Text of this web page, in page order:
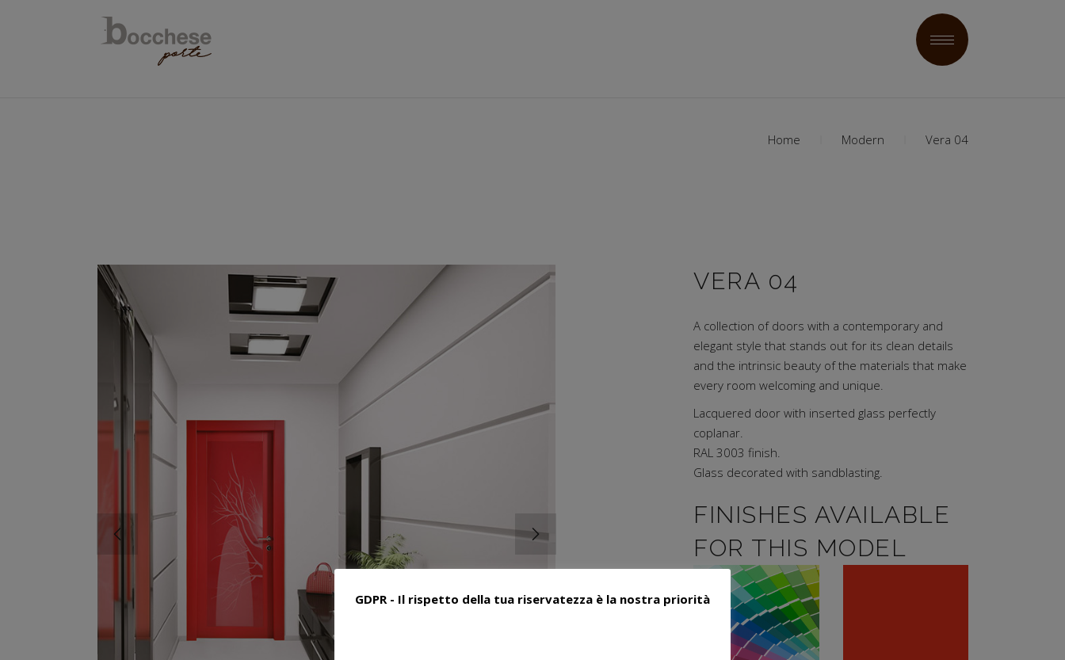
Home Modern Vera 04
VERA 04
A collection of doors with a contemporary and
elegant style that stands out for its clean details
and the intrinsic beauty of the materials that make
every room welcoming and unique.
Lacquered door with inserted glass perfectly
coplanar.
RAL 3003 finish.
Glass decorated with sandblasting.
FINISHES AVAILABLE
FOR THIS MODEL
Available in all
GDPR - Il rispetto della tua riservatezza è la nostra priorità